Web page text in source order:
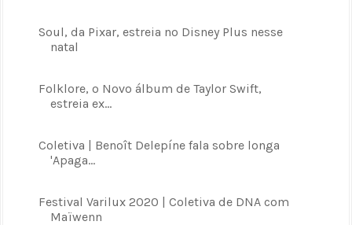
Soul, da Pixar, estreia no Disney Plus nesse
natal
Folklore, o Novo álbum de Taylor Swift,
estreia ex...
Coletiva | Benoît Delepíne fala sobre longa
'Apaga...
Festival Varilux 2020 | Coletiva de DNA com
Maïwenn